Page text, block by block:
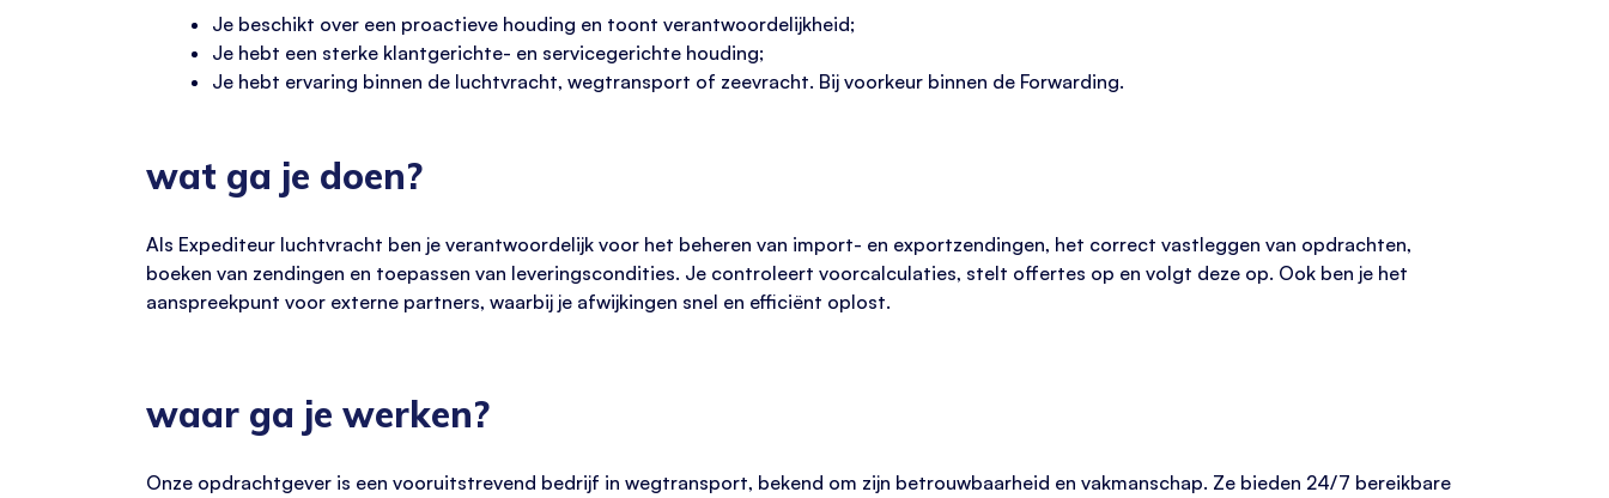
Je beschikt over een proactieve houding en toont verantwoordelijkheid;
Je hebt een sterke klantgerichte- en servicegerichte houding;
Je hebt ervaring binnen de luchtvracht, wegtransport of zeevracht. Bij voorkeur binnen de Forwarding.
wat ga je doen?
Als Expediteur luchtvracht ben je verantwoordelijk voor het beheren van import- en exportzendingen, het correct vastleggen van opdrachten,
boeken van zendingen en toepassen van leveringscondities. Je controleert voorcalculaties, stelt offertes op en volgt deze op. Ook ben je het
aanspreekpunt voor externe partners, waarbij je afwijkingen snel en efficiënt oplost.
waar ga je werken?
Onze opdrachtgever is een vooruitstrevend bedrijf in wegtransport, bekend om zijn betrouwbaarheid en vakmanschap. Ze bieden 24/7 bereikbare